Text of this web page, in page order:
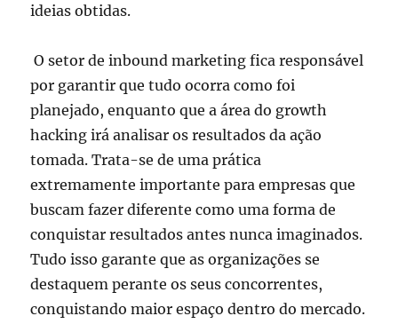
ideias obtidas.
O setor de inbound marketing fica responsável
por garantir que tudo ocorra como foi
planejado, enquanto que a área do growth
hacking irá analisar os resultados da ação
tomada. Trata-se de uma prática
extremamente importante para empresas que
buscam fazer diferente como uma forma de
conquistar resultados antes nunca imaginados.
Tudo isso garante que as organizações se
destaquem perante os seus concorrentes,
conquistando maior espaço dentro do mercado.